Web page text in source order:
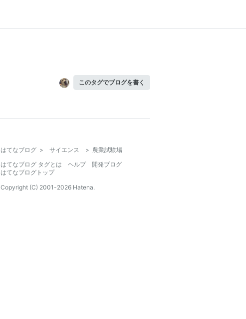
このタグでブログを書く
はてなブログ > サイエンス > 農業試験場
はてなブログ タグとは
ヘルプ
開発ブログ
はてなブログトップ
Copyright (C) 2001-2026 Hatena.